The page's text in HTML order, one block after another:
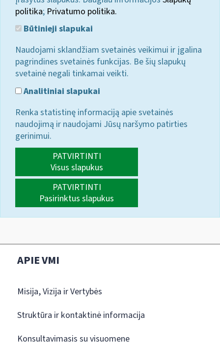
politika; Privatumo politika.
Būtinieji slapukai
Naudojami sklandžiam svetainės veikimui ir įgalina
pagrindines svetainės funkcijas. Be šių slapukų
svetainė negali tinkamai veikti.
Analitiniai slapukai
Renka statistinę informaciją apie svetainės
naudojimą ir naudojami Jūsų naršymo patirties
gerinimui.
PATVIRTINTI
Visus slapukus
PATVIRTINTI
Pasirinktus slapukus
APIE VMI
Misija, Vizija ir Vertybės
Struktūra ir kontaktinė informacija
Konsultavimasis su visuomene